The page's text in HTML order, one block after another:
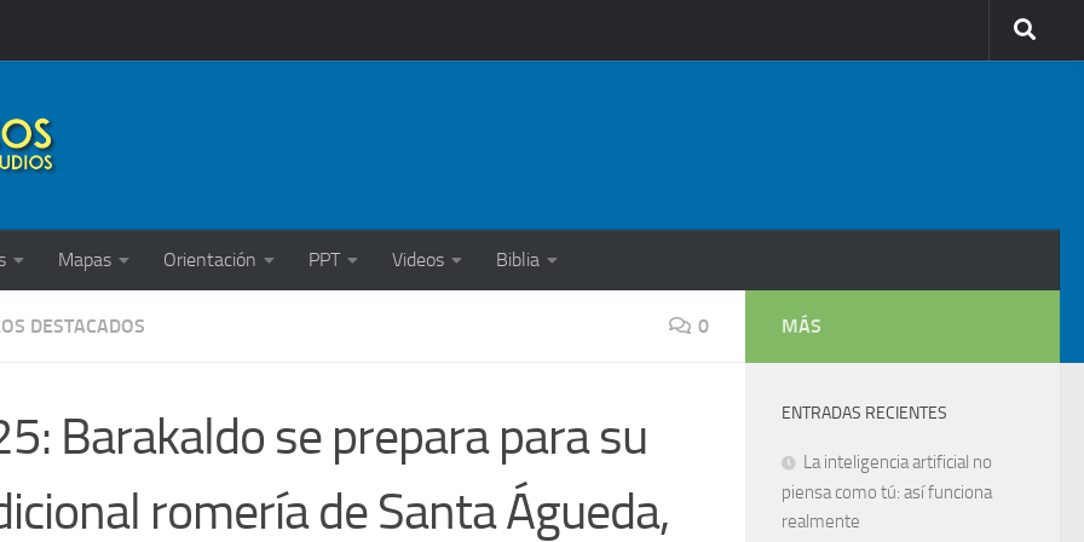
Mapas Orientación PPT Videos Biblia
DESTACADOS 0
Barakaldo se prepara para su
romería de Santa Águeda,
MÁS
ENTRADAS RECIENTES
La inteligencia artificial no
piensa como tú: así funciona
realmente